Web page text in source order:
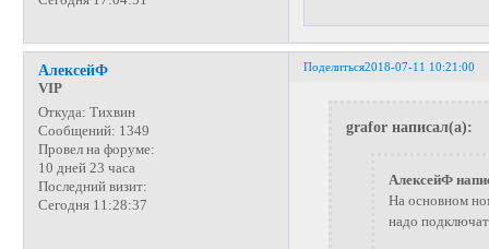
Поделиться2018-07-11 10:21:00
АлексейФ
VIP
Откуда: Тихвин
Сообщений: 1349
Провел на форуме:
10 дней 23 часа
Последний визит:
Сегодня 11:28:37
grafor написал(а):
АлексейФ
На основном
надо